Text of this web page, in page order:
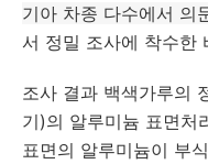
기아 차종 다수에서 의
서 정밀 조사에 착수한
조사 결과 백색가루의
기)의 알루미늄 표면처
표면의 알루미늄이 부